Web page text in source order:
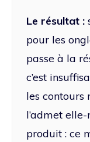
Le résultat :
pour les
passe à la
c’est
les contours
l’admet
produit : ce